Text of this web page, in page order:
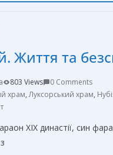
Життя та
803 Views
0 Comments
храм,Луксорський храм,
XIX династії, син